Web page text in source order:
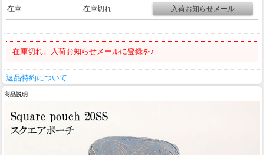
在庫 在庫切れ
在庫切れ。入荷お知らせメールに登録を♪
返品特約について
商品説明